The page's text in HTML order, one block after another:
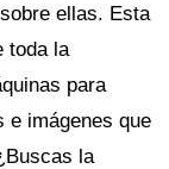
ellas. Esta
toda la
para
imágenes que
la